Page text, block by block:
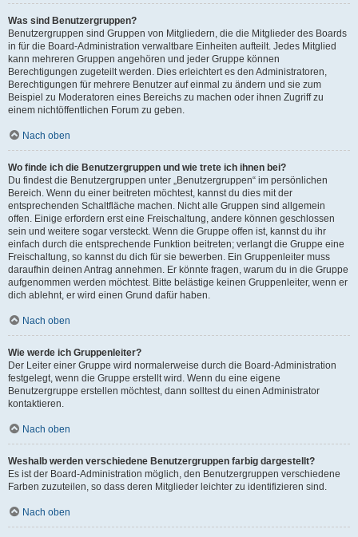
Was sind Benutzergruppen?
Benutzergruppen sind Gruppen von Mitgliedern, die die Mitglieder des Boards
in für die Board-Administration verwaltbare Einheiten aufteilt. Jedes Mitglied
kann mehreren Gruppen angehören und jeder Gruppe können
Berechtigungen zugeteilt werden. Dies erleichtert es den Administratoren,
Berechtigungen für mehrere Benutzer auf einmal zu ändern und sie zum
Beispiel zu Moderatoren eines Bereichs zu machen oder ihnen Zugriff zu
einem nichtöffentlichen Forum zu geben.
Nach oben
Wo finde ich die Benutzergruppen und wie trete ich ihnen bei?
Du findest die Benutzergruppen unter „Benutzergruppen“ im persönlichen
Bereich. Wenn du einer beitreten möchtest, kannst du dies mit der
entsprechenden Schaltfläche machen. Nicht alle Gruppen sind allgemein
offen. Einige erfordern erst eine Freischaltung, andere können geschlossen
sein und weitere sogar versteckt. Wenn die Gruppe offen ist, kannst du ihr
einfach durch die entsprechende Funktion beitreten; verlangt die Gruppe eine
Freischaltung, so kannst du dich für sie bewerben. Ein Gruppenleiter muss
daraufhin deinen Antrag annehmen. Er könnte fragen, warum du in die Gruppe
aufgenommen werden möchtest. Bitte belästige keinen Gruppenleiter, wenn er
dich ablehnt, er wird einen Grund dafür haben.
Nach oben
Wie werde ich Gruppenleiter?
Der Leiter einer Gruppe wird normalerweise durch die Board-Administration
festgelegt, wenn die Gruppe erstellt wird. Wenn du eine eigene
Benutzergruppe erstellen möchtest, dann solltest du einen Administrator
kontaktieren.
Nach oben
Weshalb werden verschiedene Benutzergruppen farbig dargestellt?
Es ist der Board-Administration möglich, den Benutzergruppen verschiedene
Farben zuzuteilen, so dass deren Mitglieder leichter zu identifizieren sind.
Nach oben